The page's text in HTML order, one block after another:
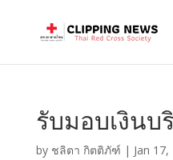
รับมอบเงินบ
by ชลิตา กิตติภัฑ์ | Jan